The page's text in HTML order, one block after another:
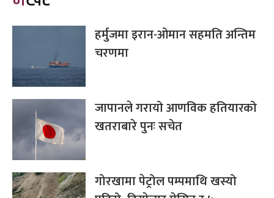
हर्मुजमा इरान-ओमान सहमति अन्तिम
चरणमा
जापानले गरायो आणविक हतियारको
खतराबारे पुनः सचेत
गोरखामा पेट्रोल पम्पमाथि खस्यो